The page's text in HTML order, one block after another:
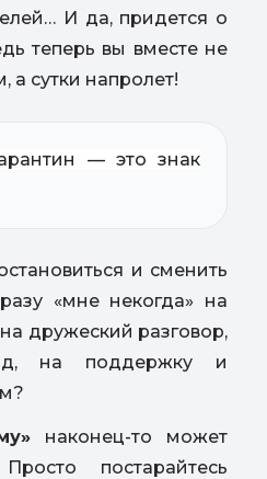
И да, придется о
теперь вы вместе не
а сутки напролет!
— это знак
и сменить
«мне некогда» на
дружеский разговор,
на поддержку и
наконец-то может
постарайтесь